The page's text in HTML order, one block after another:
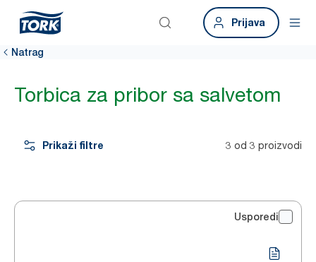
Prijava
Natrag
Torbica za pribor sa salvetom
Prikaži filtre 3 od 3 proizvodi
Usporedi